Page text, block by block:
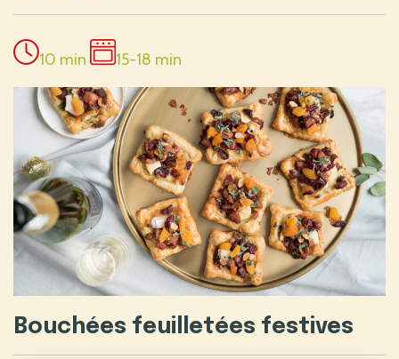
10 min 15-18 min
Bouchées feuilletées festives